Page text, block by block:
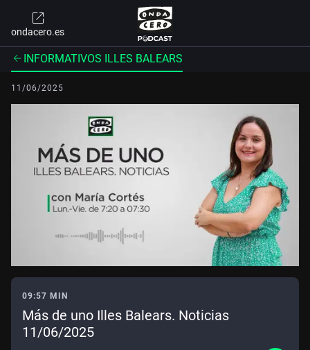
ondacero.es
INFORMATIVOS ILLES BALEARS
11/06/2025
09:57 MIN
Más de uno Illes Balears. Noticias
11/06/2025